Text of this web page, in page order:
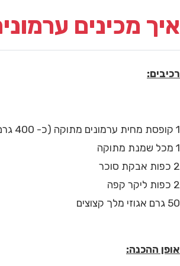
איך מכינים
רכיבים:
1 קופסת מחית ערמונים מתוקה (כ- 400 גרם)
1 מכל שמנת מתוקה
2 כפות אבקת סוכר
2 כפות ליקר קפה
50 גרם אגוזי מלך קצוצים
אופן ההכנה: